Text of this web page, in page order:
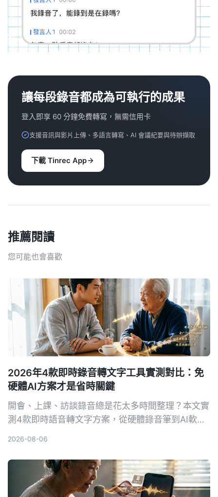
讓每段錄音都成為可執行的成果
登入即享 60 分鐘免費轉寫，無需信用卡
支援音訊與影片上傳、多語言轉寫、AI 會議紀要與待辦擷取
下載 Tinrec App
推薦閱讀
您可能也會喜歡
2026年4款即時錄音轉文字工具實測對比：免
硬體AI方案才是省時關鍵
開會、上課、訪談錄音總是花太多時間整理？本文實
測4款即時語音轉文字方案，從硬體錄音筆到AI軟體
點。
2026-08-06